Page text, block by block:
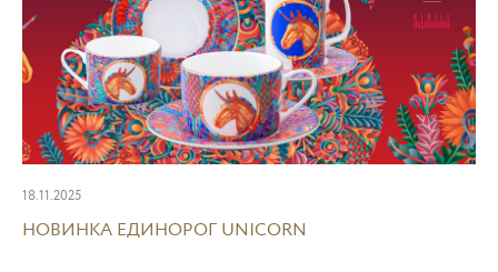
18.11.2025
НОВИНКА ЕДИНОРОГ UNICORN